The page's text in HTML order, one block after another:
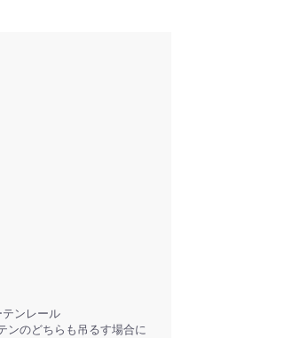
テンレール
ンのどちらも吊るす場合に